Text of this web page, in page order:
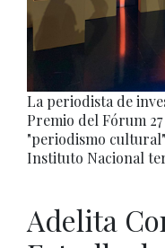
La periodista de
Premio del Fórum
"periodismo
Instituto Nacional
Adelita